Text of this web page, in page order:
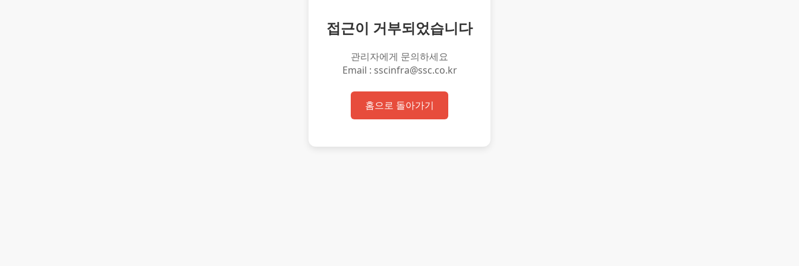
접근이 거부되었습니다
관리자에게 문의하세요
Email : sscinfra@ssc.co.kr
홈으로 돌아가기